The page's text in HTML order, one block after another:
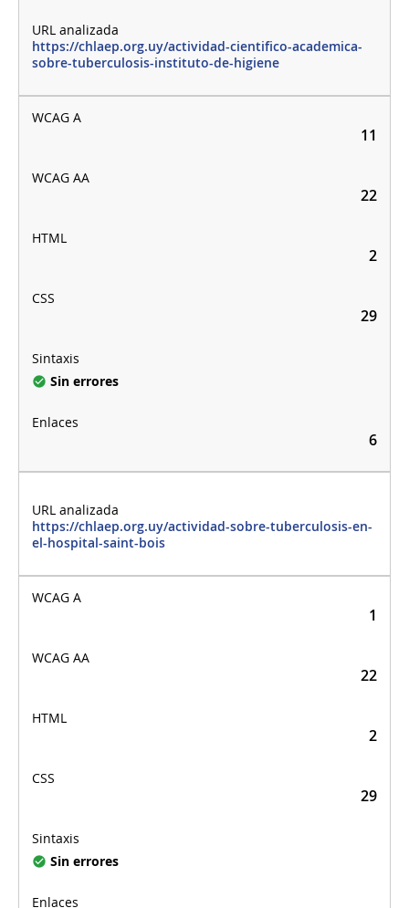
https://chlaep.org.uy/actividad-cientifico-academica-
sobre-tuberculosis-instituto-de-higiene
11
22
2
29
Sin errores
6
https://chlaep.org.uy/actividad-sobre-tuberculosis-en-
el-hospital-saint-bois
1
22
2
29
Sin errores